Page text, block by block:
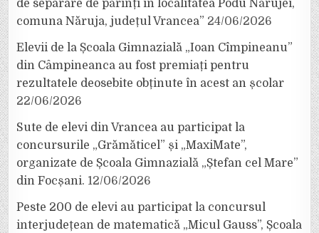
de separare de părinți în localitatea Podu Nărujei,
comuna Năruja, județul Vrancea” 24/06/2026
Elevii de la Școala Gimnazială „Ioan Cîmpineanu”
din Câmpineanca au fost premiați pentru
rezultatele deosebite obținute în acest an școlar
22/06/2026
Sute de elevi din Vrancea au participat la
concursurile „Grămăticel” și „MaxiMate”,
organizate de Școala Gimnazială „Ștefan cel Mare”
din Focșani. 12/06/2026
Peste 200 de elevi au participat la concursul
interjudețean de matematică „Micul Gauss”, Școala